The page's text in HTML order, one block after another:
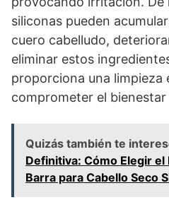
siliconas pueden
cuero cabelludo,
eliminar estos
proporciona una limpieza
comprometer el
Quizás también te
Definitiva: Cómo Elegir
Barra para Cabello Seco